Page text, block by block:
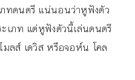
ทดนตรี แน่นอนว่าหูฟังตัว
เภท แต่หูฟังตัวนี้เล่นดนตรี
มลส์ เดวิส หรือจอห์น โคล